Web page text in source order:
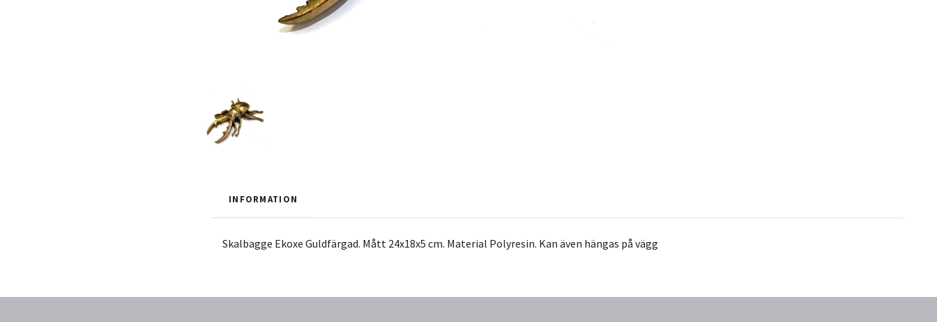
INFORMATION
Skalbagge Ekoxe Guldfärgad. Mått 24x18x5 cm. Material Polyresin. Kan även hängas på vägg